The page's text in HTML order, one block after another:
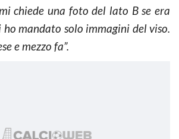
chiede una foto del lato B se era
ho mandato solo immagini del viso.
e mezzo fa”.